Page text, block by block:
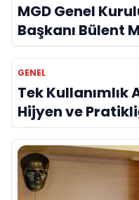
MGD Genel
Başkanı Bülent
GENEL
Tek Kullanımlık
Hijyen ve